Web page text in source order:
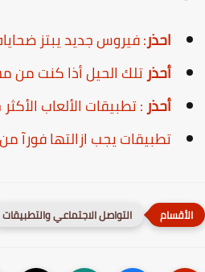
احذر: فيروس جديد يبتز ضحاياه
أحذرتلك الحيل أذا كنت من
أحذر: تطبيقات الألعاب الأكثر
تطبيقات يجب ازالتها فورآ من
التواصل الاجتماعي والتطبيقات